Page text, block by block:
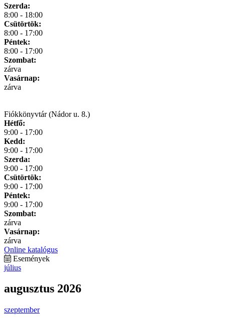
Szerda:
8:00 - 18:00
Csütörtök:
8:00 - 17:00
Péntek:
8:00 - 17:00
Szombat:
zárva
Vasárnap:
zárva
Fiókkönyvtár (Nádor u. 8.)
Hétfő:
9:00 - 17:00
Kedd:
9:00 - 17:00
Szerda:
9:00 - 17:00
Csütörtök:
9:00 - 17:00
Péntek:
9:00 - 17:00
Szombat:
zárva
Vasárnap:
zárva
Online katalógus
Események
július
augusztus 2026
szeptember